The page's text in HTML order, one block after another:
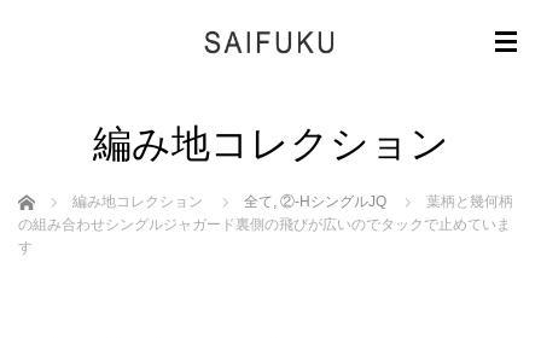
編み地コレクション
ホーム 編み地コレクション 全て, ②-HシングルJQ
葉柄と幾何柄
の組み合わせシングルジャガード裏側の飛びが広いのでタックで止めていま
す